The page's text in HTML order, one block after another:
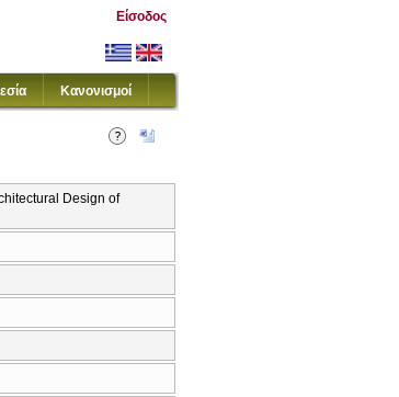
Είσοδος
Κανονισμοί
Design of